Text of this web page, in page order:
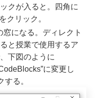
クが入ると。四角に
クリック。
になる。ディレクト
と授業で使用するア
下図のように
に変更し
する。